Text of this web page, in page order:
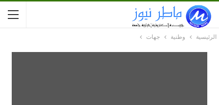
الرئيسية وطنية جهات